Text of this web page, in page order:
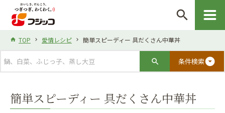
search
TOP 愛情レシピ 簡単スピーディー 具だくさん中華丼
条件検索arrow_drop_down_circle
簡単スピーディー 具だくさん中華丼